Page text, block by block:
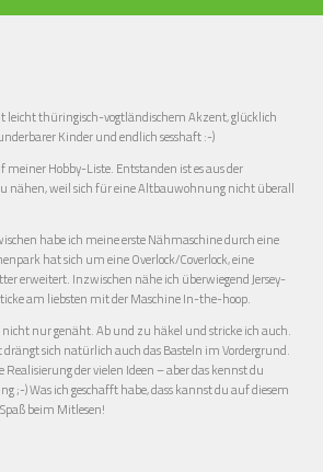
thüringisch-vogtländischem Akzent, glücklich
Kinder und endlich sesshaft :-)
Hobby-Liste. Entstanden ist es aus der
nähen, weil sich für eine Altbauwohnung nicht überall
habe ich meine erste Nähmaschine durch eine
hat sich um eine Overlock/Coverlock, eine
erweitert. Inzwischen nähe ich überwiegend Jersey-
am liebsten mit der Maschine In-the-hoop.
nicht nur genäht. Ab und zu häkel und stricke ich auch.
sich natürlich auch das Basteln im Vordergrund.
Realisierung der vielen Ideen – aber das kennst du
;-) Was ich geschafft habe, dass kannst du auf diesem
beim Mitlesen!